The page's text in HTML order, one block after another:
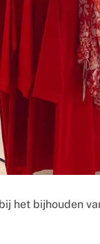
het bijhouden